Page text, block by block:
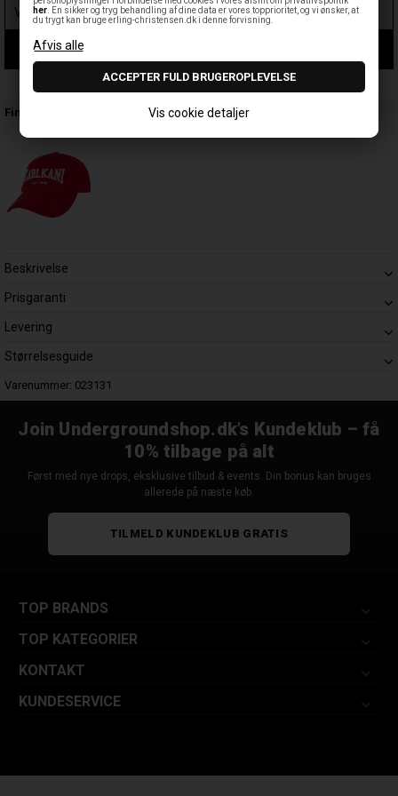
her . En sikker og tryg behandling af dine data er vores topprioritet, og vi ønsker, at
du trygt kan bruge erling-christensen.dk i denne forvisning.
Vis cookie detaljer
Leveringstid: 1-3 hverdage
Findes også:
Beskrivelse
Prisgaranti
Levering
Størrelsesguide
Varenummer: 023131
Join Undergroundshop.dk’s Kundeklub – få
10% tilbage på alt
Først med nye drops, eksklusive tilbud & events. Din bonus kan bruges
allerede på næste køb.
TILMELD KUNDEKLUB GRATIS
TOP BRANDS
TOP KATEGORIER
KONTAKT
KUNDESERVICE